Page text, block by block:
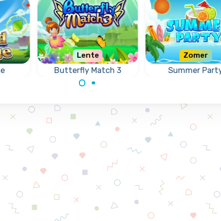
Butterfly Match 3
Lente
3-op-een-rij spel.
Summer
Zomer
om de zomer in